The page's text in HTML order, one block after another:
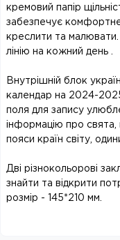
кремовий папір
забезпечує
креслити та
лінію на кожний день .
Внутрішній блок
календар на 2024-
поля для запису
інформацію про свята,
пояси країн світу,
Дві різнокольорові
знайти та відкрити
розмір - 145*210 мм.